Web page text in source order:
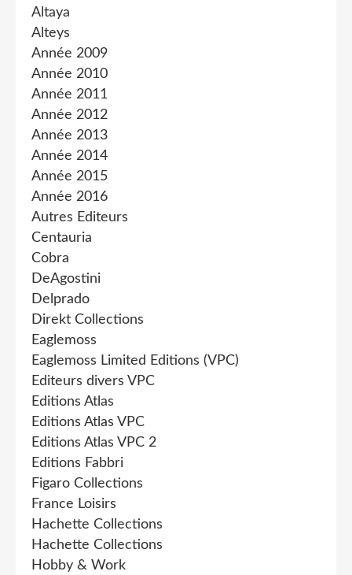
Altaya
Alteys
Année 2009
Année 2010
Année 2011
Année 2012
Année 2013
Année 2014
Année 2015
Année 2016
Autres Editeurs
Centauria
Cobra
DeAgostini
Delprado
Direkt Collections
Eaglemoss
Eaglemoss Limited Editions (VPC)
Editeurs divers VPC
Editions Atlas
Editions Atlas VPC
Editions Atlas VPC 2
Editions Fabbri
Figaro Collections
France Loisirs
Hachette Collections
Hachette Collections
Hobby & Work